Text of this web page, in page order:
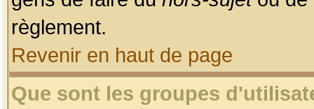
règlement.
Revenir en haut de page
Que sont les groupes